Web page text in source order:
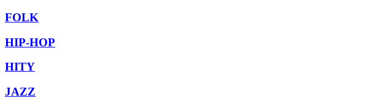
FOLK
HIP-HOP
HITY
JAZZ